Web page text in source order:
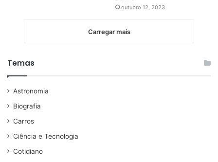
outubro 12, 2023
Carregar mais
Temas
Astronomia
Biografia
Carros
Ciência e Tecnologia
Cotidiano